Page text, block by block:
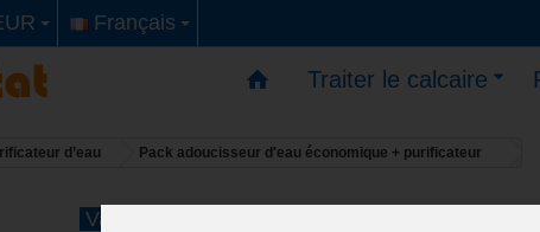
Français
Traiter le calcaire
d’eau Pack adoucisseur d'eau économique + purificateur
Vacances - Vous pouvez commander - reprise